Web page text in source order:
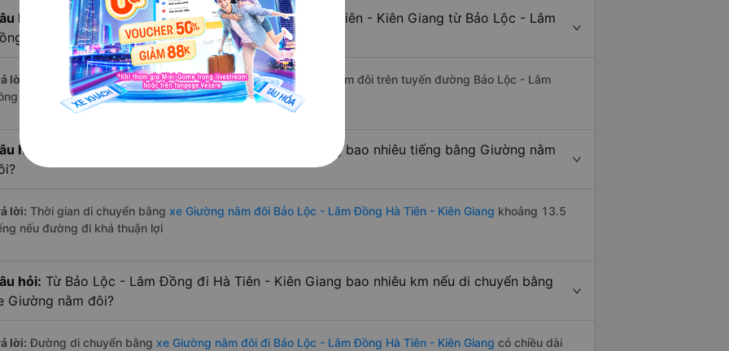
hỏi:
Có bao nhiêu nhà xe có Giường nằm đôi đi Hà Tiên - Kiên Giang từ Bảo Lộc - Lâm
hiện nay?
lời:
Tính tới thời điểm hiện nay thì có 4 nhà xe có xe Giường nằm đôi trên tuyến đường Bảo Lộc - Lâm
- Hà Tiên - Kiên Giang hiện nay
hỏi:
Từ Bảo Lộc - Lâm Đồng đi Hà Tiên - Kiên Giang bao nhiêu tiếng bằng Giường nằm
lời: Thời gian di chuyển bằng xe Giường nằm đôi Bảo Lộc - Lâm Đồng Hà Tiên - Kiên Giang khoảng 13.5
nếu đường đi khá thuận lợi
hỏi: Từ Bảo Lộc - Lâm Đồng đi Hà Tiên - Kiên Giang bao nhiêu km nếu di chuyển bằng
Giường nằm đôi?
lời: Đường di chuyển bằng xe Giường nằm đôi đi Bảo Lộc - Lâm Đồng Hà Tiên - Kiên Giang có chiều dài